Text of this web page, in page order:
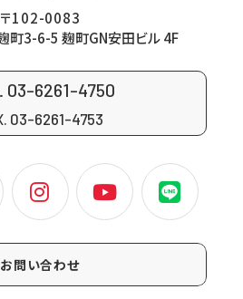
〒102-0083
町3-6-5 麹町GN安田ビル 4F
03-6261-4750
03-6261-4753
お問い合わせ